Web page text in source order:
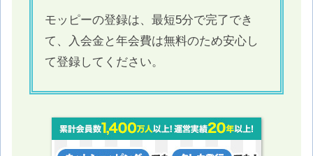
モッピーの登録は、最短5分で完了でき
て、入会金と年会費は無料のため安心し
て登録してください。